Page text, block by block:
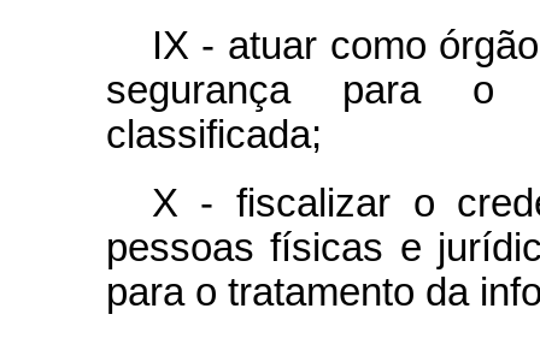
IX - atuar como
segurança para o
classificada;
X - fiscalizar o
pessoas físicas e
para o tratamento da